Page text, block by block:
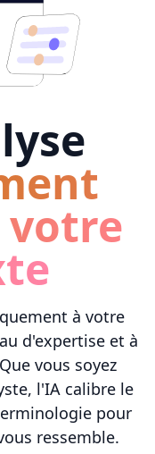
votre
à votre
d'expertise et à
vous soyez
l'IA calibre le
pour
ressemble.